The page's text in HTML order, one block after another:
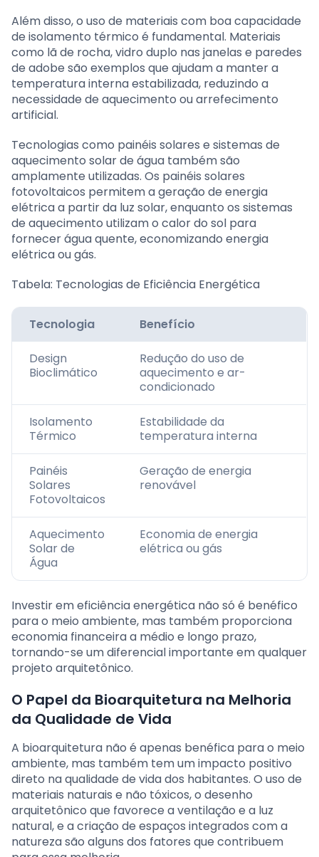
Além disso, o uso de materiais com boa capacidade
de isolamento térmico é fundamental. Materiais
como lã de rocha, vidro duplo nas janelas e paredes
de adobe são exemplos que ajudam a manter a
temperatura interna estabilizada, reduzindo a
necessidade de aquecimento ou arrefecimento
artificial.
Tecnologias como painéis solares e sistemas de
aquecimento solar de água também são
amplamente utilizadas. Os painéis solares
fotovoltaicos permitem a geração de energia
elétrica a partir da luz solar, enquanto os sistemas
de aquecimento utilizam o calor do sol para
fornecer água quente, economizando energia
elétrica ou gás.
Tabela: Tecnologias de Eficiência Energética
Tecnologia Benefício
Design
Bioclimático
Redução do uso de
aquecimento e ar-
condicionado
Isolamento
Térmico
Estabilidade da
temperatura interna
Painéis
Solares
Fotovoltaicos
Geração de energia
renovável
Aquecimento
Solar de
Água
Economia de energia
elétrica ou gás
Investir em eficiência energética não só é benéfico
para o meio ambiente, mas também proporciona
economia financeira a médio e longo prazo,
tornando-se um diferencial importante em qualquer
projeto arquitetônico.
O Papel da Bioarquitetura na Melhoria
da Qualidade de Vida
A bioarquitetura não é apenas benéfica para o meio
ambiente, mas também tem um impacto positivo
direto na qualidade de vida dos habitantes. O uso de
materiais naturais e não tóxicos, o desenho
arquitetônico que favorece a ventilação e a luz
natural, e a criação de espaços integrados com a
natureza são alguns dos fatores que contribuem